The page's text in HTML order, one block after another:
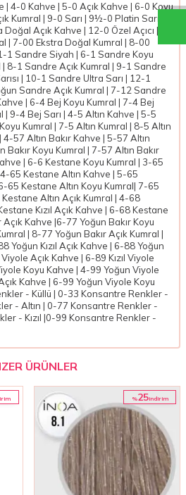
| 4-0 Kahve | 5-0 Açık Kahve | 6-0 Koyu
Kumral | 9-0 Sarı | 9½-0 Platin Sarısı |
Açık Kahve | 12-0 Özel Açıcı | 6-
| 7-00 Ekstra Doğal Kumral | 8-00
1 Sandre Siyah | 6-1 Sandre Koyu
8-1 Sandre Açık Kumral | 9-1 Sandre
| 10-1 Sandre Ultra Sarı | 12-1
Sandre Açık Kumral | 7-12 Sandre
| 6-4 Bej Koyu Kumral | 7-4 Bej
| 9-4 Bej Sarı | 4-5 Altın Kahve | 5-5
Kumral | 7-5 Altın Kumral | 8-5 Altın
4-57 Altın Bakır Kahve | 5-57 Altın
Bakır Koyu Kumral | 7-57 Altın Bakır
| 6-6 Kestane Koyu Kumral | 3-65
65 Kestane Altın Kahve | 5-65
65 Kestane Altın Koyu Kumral| 7-65
Altın Açık Kumral | 4-68
Kızıl Açık Kahve | 6-68 Kestane
Açık Kahve |6-77 Yoğun Bakır Koyu
| 8-77 Yoğun Bakır Açık Kumral |
Yoğun Kızıl Açık Kahve | 6-88 Yoğun
Viyole Açık Kahve | 6-89 Kızıl Viyole
Koyu Kahve | 4-99 Yoğun Viyole
Kahve | 6-99 Yoğun Viyole Koyu
- Küllü | 0-33 Konsantre Renkler -
- Altın | 0-77 Konsantre Renkler -
- Kızıl |0-99 Konsantre Renkler -
ÜRÜNLER
%25i̇ndirim